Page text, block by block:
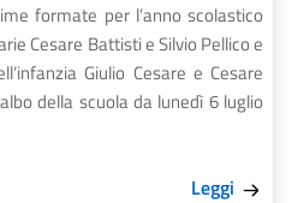
formate per l’anno scolastico
Cesare Battisti e Silvio Pellico e
Giulio Cesare e Cesare
della scuola da lunedì 6 luglio
Leggi